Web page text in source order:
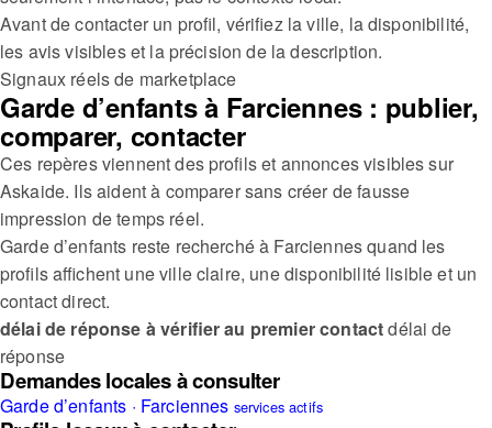
Avant de contacter un profil, vérifiez la ville, la disponibilité,
les avis visibles et la précision de la description.
Signaux réels de marketplace
Garde d’enfants à Farciennes : publier,
comparer, contacter
Ces repères viennent des profils et annonces visibles sur
Askaide. Ils aident à comparer sans créer de fausse
impression de temps réel.
Garde d’enfants reste recherché à Farciennes quand les
profils affichent une ville claire, une disponibilité lisible et un
contact direct.
délai de réponse à vérifier au premier contactdélai de
réponse
Demandes locales à consulter
Garde d’enfants · Farciennes services actifs